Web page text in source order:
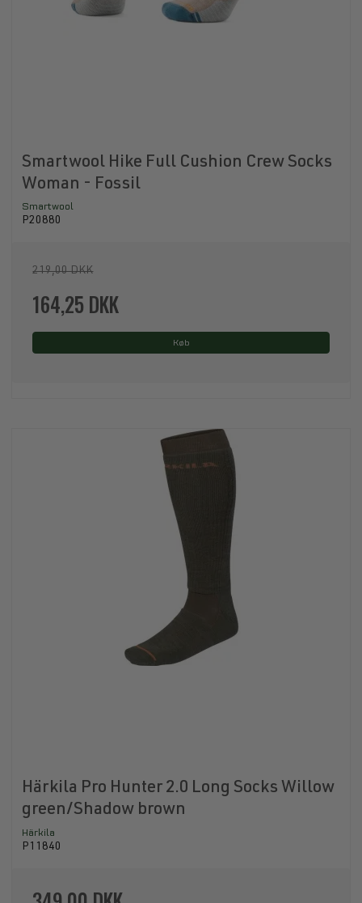
Smartwool Hike Full Cushion Crew Socks
Woman - Fossil
Smartwool
P20880
219,00 DKK
164,25 DKK
Køb
Härkila Pro Hunter 2.0 Long Socks Willow
green/Shadow brown
Härkila
P11840